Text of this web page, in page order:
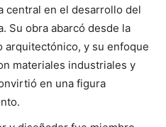
central en el desarrollo del
Su obra abarcó desde la
arquitectónico, y su enfoque
materiales industriales y
en una figura